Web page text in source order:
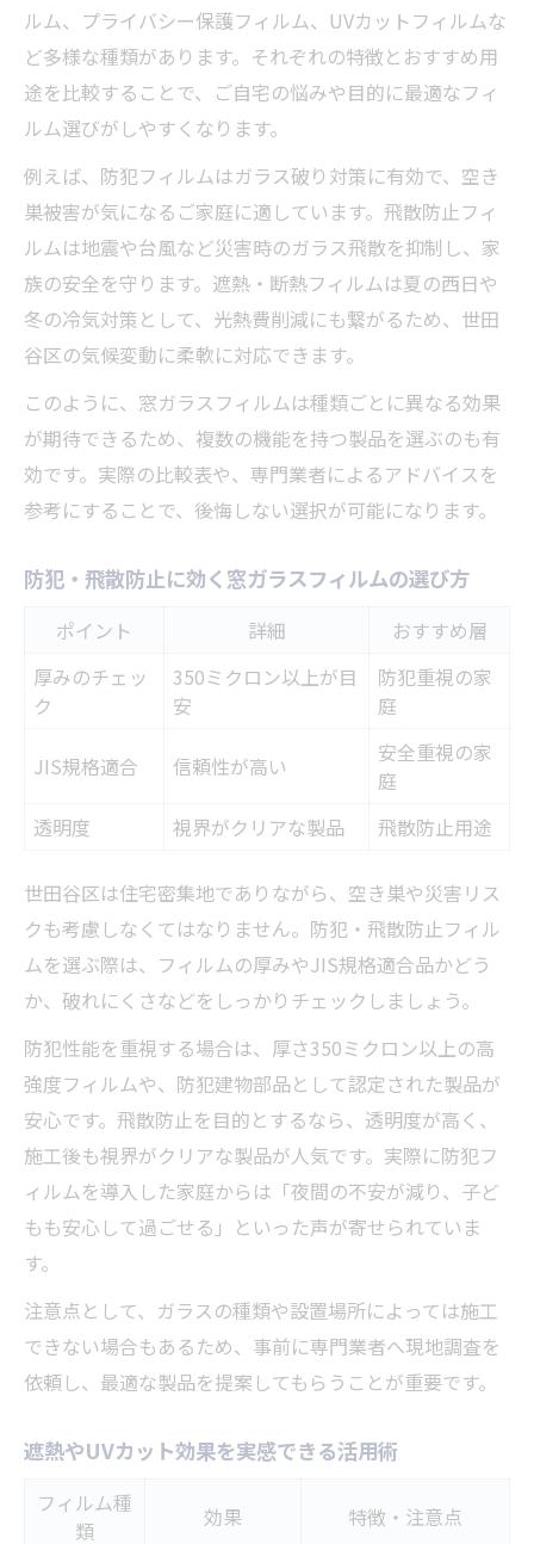
夏場の暑さ対策に役立つ貼り方とは
外からの視線を防ぐフィルムの選択基準
快適空間を作るフィルム活用のテクニック
季節ごとに変える窓ガラスフィルムの使い
分け
安心な住まい環境作る窓ガラスフィルムの魅力
窓ガラスフィルム効果一覧で分かる魅力
防犯・防災面で期待できる安心感とは
UVカット効果で健康と家具を守る方法
施工事例から見るフィルムの実力
防犯や紫外線対策ならこのフィルムで悩み解決
防犯・UVカットフィルム性能比較早見表
防犯性を高めるための貼り方テクニック
家族を守るための窓対策実例集
実際に効果を感じたユーザーの声
著者：木村 博
ルム、プライバシー保護フィルム、UVカットフィルムな
ど多様な種類があります。それぞれの特徴とおすすめ用
途を比較することで、ご自宅の悩みや目的に最適なフィ
ルム選びがしやすくなります。
例えば、防犯フィルムはガラス破り対策に有効で、空き
巣被害が気になるご家庭に適しています。飛散防止フィ
ルムは地震や台風など災害時のガラス飛散を抑制し、家
族の安全を守ります。遮熱・断熱フィルムは夏の西日や
冬の冷気対策として、光熱費削減にも繋がるため、世田
谷区の気候変動に柔軟に対応できます。
このように、窓ガラスフィルムは種類ごとに異なる効果
が期待できるため、複数の機能を持つ製品を選ぶのも有
効です。実際の比較表や、専門業者によるアドバイスを
参考にすることで、後悔しない選択が可能になります。
防犯・飛散防止に効く窓ガラスフィルムの選び方
ポイント 詳細
おすすめ層
厚みのチェッ
ク
350ミクロン以上が目
安
防犯重視の家
庭
JIS規格適合 信頼性が高い
安全重視の家
庭
透明度
視界がクリアな製品 飛散防止用途
世田谷区は住宅密集地でありながら、空き巣や災害リス
クも考慮しなくてはなりません。防犯・飛散防止フィル
ムを選ぶ際は、フィルムの厚みやJIS規格適合品かどう
か、破れにくさなどをしっかりチェックしましょう。
防犯性能を重視する場合は、厚さ350ミクロン以上の高
強度フィルムや、防犯建物部品として認定された製品が
安心です。飛散防止を目的とするなら、透明度が高く、
施工後も視界がクリアな製品が人気です。実際に防犯フ
ィルムを導入した家庭からは「夜間の不安が減り、子ど
もも安心して過ごせる」といった声が寄せられていま
す。
注意点として、ガラスの種類や設置場所によっては施工
できない場合もあるため、事前に専門業者へ現地調査を
依頼し、最適な製品を提案してもらうことが重要です。
遮熱やUVカット効果を実感できる活用術
フィルム種
類
効果 特徴・注意点